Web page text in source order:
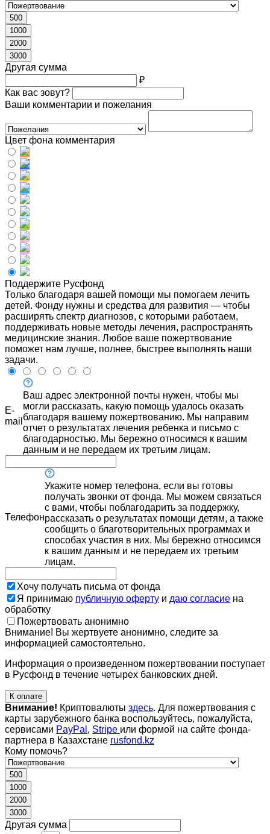
500
1000
2000
3000
Другая сумма
₽
Как вас зовут?
Ваши комментарии и пожелания
Цвет фона комментария
Поддержите Русфонд
Только благодаря вашей помощи мы помогаем лечить
детей. Фонду нужны и средства для развития — чтобы
расширять спектр диагнозов, с которыми работаем,
поддерживать новые методы лечения, распространять
медицинские знания. Любое ваше пожертвование
поможет нам лучше, полнее, быстрее выполнять наши
задачи.
E-
mail
Ваш адрес электронной почты нужен, чтобы мы
могли рассказать, какую помощь удалось оказать
благодаря вашему пожертвованию. Мы направим
отчет о результатах лечения ребенка и письмо с
благодарностью. Мы бережно относимся к вашим
данным и не передаем их третьим лицам.
Телефон
Укажите номер телефона, если вы готовы
получать звонки от фонда. Мы можем связаться
с вами, чтобы поблагодарить за поддержку,
рассказать о результатах помощи детям, а также
сообщить о благотворительных программах и
способах участия в них. Мы бережно относимся
к вашим данным и не передаем их третьим
лицам.
Хочу получать письма от фонда
Я принимаю публичную оферту и даю согласие на
обработку
Пожертвовать анонимно
Внимание! Вы жертвуете анонимно, следите за
информацией самостоятельно.
Информация о произведенном пожертвовании поступает
в Русфонд в течение четырех банковских дней.
К оплате
Внимание! Криптовалюты здесь. Для пожертвования с
карты зарубежного банка воспользуйтесь, пожалуйста,
сервисами PayPal , Stripe или формой на сайте фонда-
партнера в Казахстане rusfond.kz
Кому помочь?
500
1000
2000
3000
Другая сумма